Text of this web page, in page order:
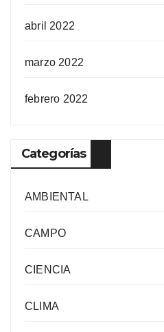
abril 2022
marzo 2022
febrero 2022
Categorías
AMBIENTAL
CAMPO
CIENCIA
CLIMA